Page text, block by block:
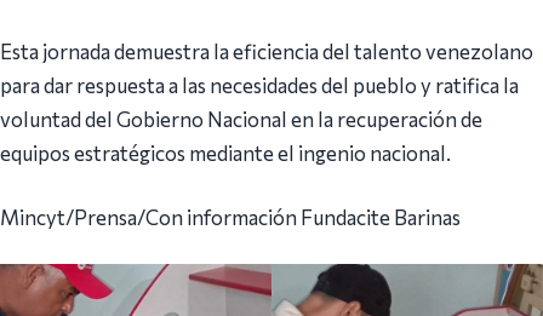
Esta jornada demuestra la eficiencia del talento venezolano
para dar respuesta a las necesidades del pueblo y ratifica la
voluntad del Gobierno Nacional en la recuperación de
equipos estratégicos mediante el ingenio nacional.
Mincyt/Prensa/Con información Fundacite Barinas